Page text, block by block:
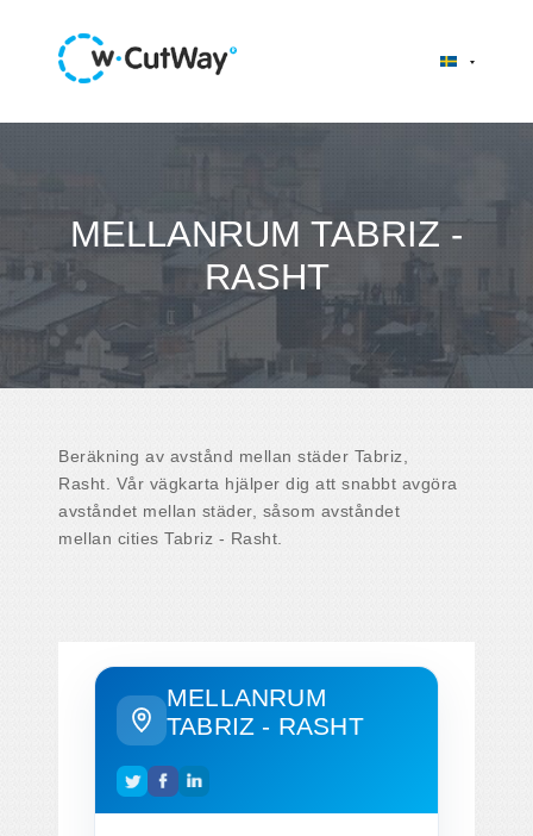
MELLANRUM TABRIZ -
RASHT
Beräkning av avstånd mellan städer Tabriz,
Rasht. Vår vägkarta hjälper dig att snabbt avgöra
avståndet mellan städer, såsom avståndet
mellan cities Tabriz - Rasht.
MELLANRUM
TABRIZ - RASHT